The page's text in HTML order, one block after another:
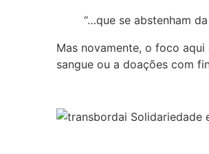
“…que se abstenham
Mas novamente, o foco aqui
sangue ou a doações com